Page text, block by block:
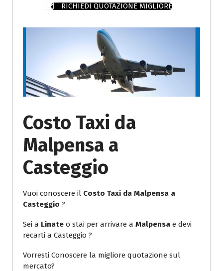
RICHIEDI QUOTAZIONE MIGLIORE
Costo Taxi da
Malpensa a
Casteggio
Vuoi conoscere il Costo Taxi da Malpensa a
Casteggio ?
Sei a Linate o stai per arrivare a Malpensa e devi
recarti a Casteggio ?
Vorresti Conoscere la migliore quotazione sul
mercato?